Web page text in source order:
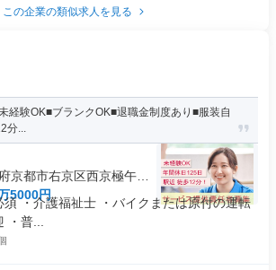
この企業の類似求人を見る
経験OK■ブランクOK■退職金制度あり■服装自
分...
京都市右京区西京極午塚
5000円
・介護福祉士 ・バイクまたは原付の運転
・普...